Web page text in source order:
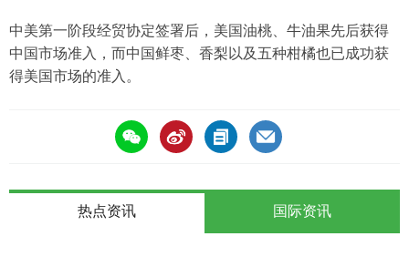
中美第一阶段经贸协定签署后，美国油桃、牛油果先后获得
中国市场准入，而中国鲜枣、香梨以及五种柑橘也已成功获
得美国市场的准入。
热点资讯 国际资讯